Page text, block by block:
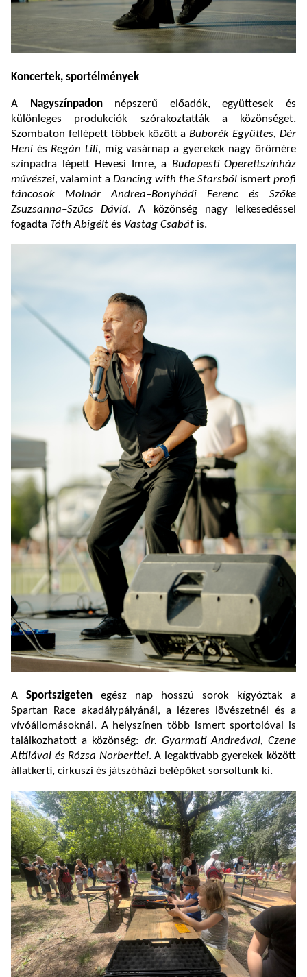
Koncertek, sportélmények
A Nagyszínpadonnépszerű előadók, együttesek és
különleges produkciók szórakoztatták a közönséget.
Szombaton fellépett többek között aBuborék Együttes, Dér
Heni és Regán Lili, míg vasárnap a gyerekek nagy örömére
színpadra lépett Hevesi Imre, a Budapesti Operettszínház
művészei, valamint a Dancing with the Starsból ismert profi
táncosok Molnár Andrea–Bonyhádi Ferenc és Szőke
Zsuzsanna–Szűcs Dávid.A közönség nagy lelkesedéssel
fogadta Tóth Abigélt és Vastag Csabát is.
A Sportszigeten egész nap hosszú sorok kígyóztak a
Spartan Race akadálypályánál, a lézeres lövészetnél és a
vívóállomásoknál. A helyszínen több ismert sportolóval is
találkozhatott a közönség: dr. Gyarmati Andreával, Czene
Attilával és Rózsa Norberttel. A legaktívabb gyerekek között
állatkerti, cirkuszi és játszóházi belépőket sorsoltunk ki.